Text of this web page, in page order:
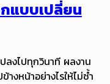
แบบเปลี่ยน
ลงไปทุกวินาที ผลงาน
างหน้าอย่างไรให้ไม่ซ้ำ